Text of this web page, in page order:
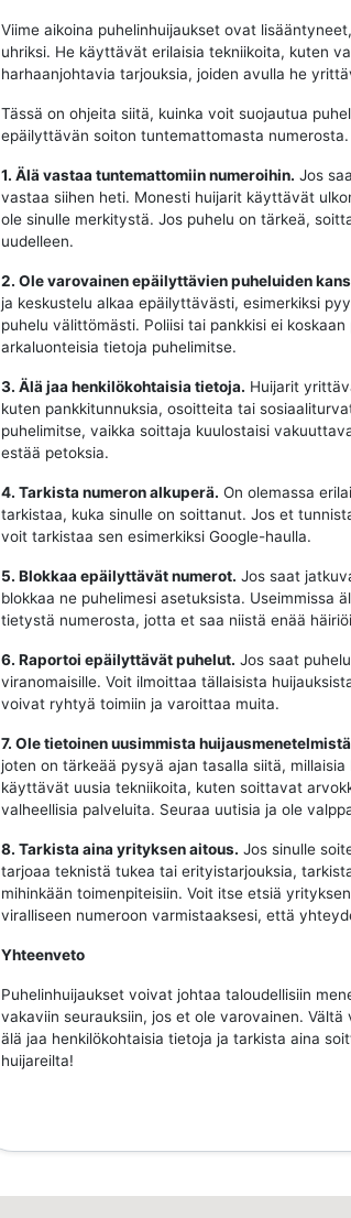
Viime aikoina puhelinhuijaukset ovat
uhriksi. He käyttävät erilaisia tekniikoita, kuten
harhaanjohtavia tarjouksia, joiden avulla he
Tässä on ohjeita siitä, kuinka voit suojautua
epäilyttävän soiton tuntemattomasta numerosta.
1. Älä vastaa tuntemattomiin numeroihin. Jos
vastaa siihen heti. Monesti huijarit käyttävät
ole sinulle merkitystä. Jos puhelu on tärkeä,
uudelleen.
2. Ole varovainen epäilyttävien puheluiden
ja keskustelu alkaa epäilyttävästi, esimerkiksi
puhelu välittömästi. Poliisi tai pankkisi ei
arkaluonteisia tietoja puhelimitse.
3. Älä jaa henkilökohtaisia tietoja. Huijarit
kuten pankkitunnuksia, osoitteita tai
puhelimitse, vaikka soittaja kuulostaisi
estää petoksia.
4. Tarkista numeron alkuperä. On olemassa
tarkistaa, kuka sinulle on soittanut. Jos et
voit tarkistaa sen esimerkiksi Google-haulla.
5. Blokkaa epäilyttävät numerot. Jos saat
blokkaa ne puhelimesi asetuksista. Useimmissa
tietystä numerosta, jotta et saa niistä enää
6. Raportoi epäilyttävät puhelut. Jos saat
viranomaisille. Voit ilmoittaa tällaisista
voivat ryhtyä toimiin ja varoittaa muita.
7. Ole tietoinen uusimmista
joten on tärkeää pysyä ajan tasalla siitä,
käyttävät uusia tekniikoita, kuten soittavat
valheellisia palveluita. Seuraa uutisia ja ole
8. Tarkista aina yrityksen aitous. Jos sinulle
tarjoaa teknistä tukea tai erityistarjouksia,
mihinkään toimenpiteisiin. Voit itse etsiä
viralliseen numeroon varmistaaksesi, että
Yhteenveto
Puhelinhuijaukset voivat johtaa taloudellisiin
vakaviin seurauksiin, jos et ole varovainen.
älä jaa henkilökohtaisia tietoja ja tarkista aina
huijareilta!